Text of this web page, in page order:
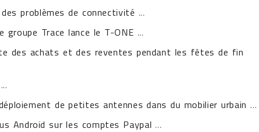
problèmes de connectivité ...
groupe Trace lance le T-ONE ...
des achats et des reventes pendant les fêtes de fin
...
de petites antennes dans du mobilier urbain ...
Android sur les comptes Paypal ...